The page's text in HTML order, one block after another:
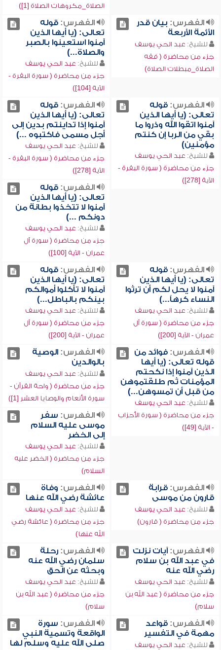
الصلاة_مكروهات الصلاة [1])
الفهرس: بيان قدر
الأئمة الأربعة
للشيخ: عبد الحي يوسف
جزء من محاضرة ( فقه
الصلاة_مبطلات الصلاة)
الفهرس:قوله
تعالى: (يا أيها الذين
آمنوا استعينوا بالصبر
والصلاة...)
للشيخ: عبد الحي يوسف
جزء من محاضرة ( سورة البقرة -
الآية [104])
الفهرس:قوله
تعالى: (يا أيها الذين
آمنوا اتقوا الله وذروا ما
بقي من الربا إن كنتم
مؤمنين)
للشيخ: عبد الحي يوسف
جزء من محاضرة ( سورة البقرة -
الآية [278])
الفهرس:قوله
تعالى: (يا أيها الذين
آمنوا إذا تداينتم بدين إلى
أجل مسمى فاكتبوه ...)
للشيخ: عبد الحي يوسف
جزء من محاضرة ( سورة البقرة -
الآية [278])
الفهرس:قوله
تعالى: (يا أيها الذين
آمنوا لا تتخذوا بطانة من
دونكم ...)
للشيخ: عبد الحي يوسف
جزء من محاضرة ( سورة آل
عمران - الآية [100])
الفهرس:قوله
تعالى: (يا أيها الذين
آمنوا لا يحل لكم أن ترثوا
النساء كرهاً...)
للشيخ: عبد الحي يوسف
جزء من محاضرة ( سورة آل
عمران - الآية [200])
الفهرس:قوله
تعالى: (يا أيها الذين
آمنوا لا تأكلوا أموالكم
بينكم بالباطل...)
للشيخ: عبد الحي يوسف
جزء من محاضرة ( سورة آل
عمران - الآية [200])
الفهرس:فوائد من
قوله تعالى: (يا أيها
الذين آمنوا إذا نكحتم
المؤمنات ثم طلقتموهن
من قبل أن تمسوهن...)
للشيخ: عبد الحي يوسف
جزء من محاضرة ( سورة الأحزاب
- الآية [49])
الفهرس:الوصية
بالوالدين
للشيخ: عبد الحي يوسف
جزء من محاضرة ( واحة القرآن -
سورة الأنعام والوصايا العشر [1])
الفهرس: سفر
موسى عليه السلام
إلى الخضر
للشيخ: عبد الحي يوسف
جزء من محاضرة ( الخضر عليه
السلام)
الفهرس:قرابة
قارون من موسى
للشيخ: عبد الحي يوسف
جزء من محاضرة ( قارون)
الفهرس: وفاة
عائشة رضي الله عنها
للشيخ: عبد الحي يوسف
جزء من محاضرة ( عائشة رضي
الله عنها)
الفهرس:آيات نزلت
في عبد الله بن سلام
رضي الله عنه
للشيخ: عبد الحي يوسف
جزء من محاضرة ( عبد الله بن
سلام)
الفهرس:رحلة
سلمان رضي الله عنه
وبحثه عن الحق
للشيخ: عبد الحي يوسف
جزء من محاضرة ( عبد الله بن
سلام)
الفهرس:قواعد
مهمة في التفسير
للشيخ: عبد الحي يوسف
الفهرس: سورة
الواقعة وتسمية النبي
صلى الله عليه وسلم لها